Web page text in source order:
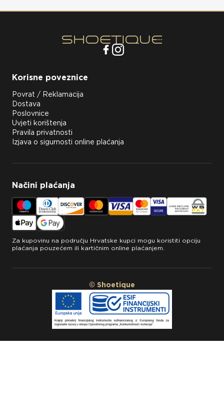
Korisne poveznice
Povrat / Reklamacija
Dostava
Poslovnice
Uvjeti korištenja
Pravila privatnosti
Izjava o sigurnosti online plaćanja
Načini plaćanja
Za kupovinu na području Hrvatske kupci mogu koristiti opciju
plaćanja pouzećem ili kartičnim online plaćanjem.
© Shoetique